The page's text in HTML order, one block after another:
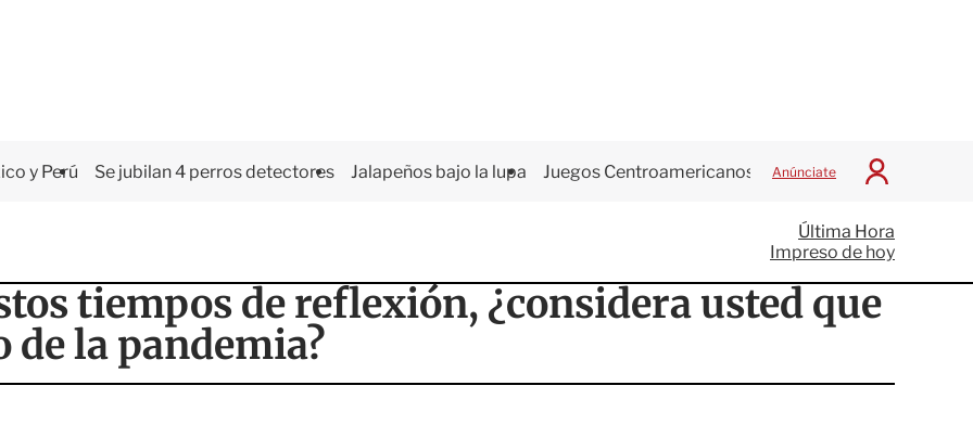
y Perú Se jubilan 4 perros detectores Jalapeños bajo la lupa Juegos Centroamericanos Anúnciate
I
c
i
a
r
S
i
Última Hora
Impreso de hoy
tiempos de reflexión, ¿considera usted que
la pandemia?